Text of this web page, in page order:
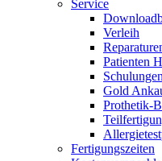
Service
Verleih
Patienten
Schulungen
Gold
Prothetik-
Fertigungszeiten